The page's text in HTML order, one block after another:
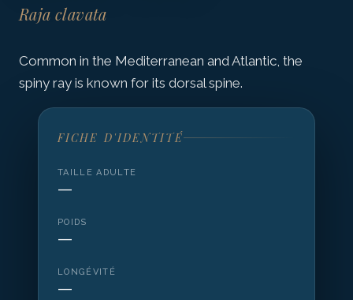
Raja clavata
Common in the Mediterranean and Atlantic, the
spiny ray is known for its dorsal spine.
FICHE D'IDENTITÉ
TAILLE ADULTE
—
POIDS
—
LONGÉVITÉ
—